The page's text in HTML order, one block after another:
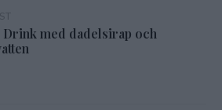
Drink med dadelsirap och